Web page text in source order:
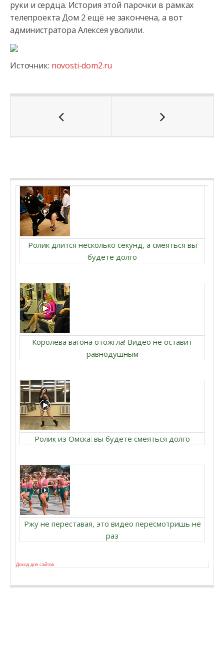
руки и сердца. История этой парочки в рамках
телепроекта Дом 2 ещё не закончена, а вот
администратора Алексея уволили.
Источник: novosti-dom2.ru
Ролик длится несколько секунд, а смеяться вы
будете долго
Королева вагона отожгла! Видео не оставит
равнодушным
Ролик из Омска: вы будете смеяться долго
Ржу не переставая, это видео пересмотришь не
раз
Доход для сайтов